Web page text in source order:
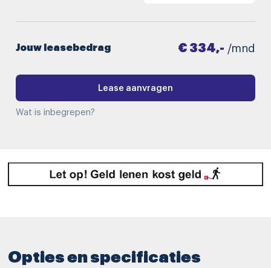
Jouw leasebedrag € 334,- /mnd
Lease aanvragen
Wat is inbegrepen?
Opties en specificaties